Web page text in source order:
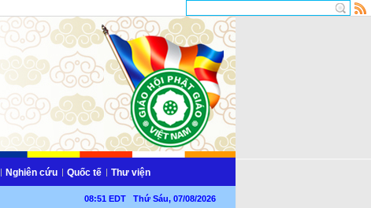
Nghiên cứu Quốc tế Thư viện
08:51 EDT Thứ Sáu, 07/08/2026